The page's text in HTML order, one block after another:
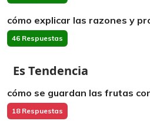
cómo explicar las razones y
46 Respuestas
Es Tendencia
cómo se guardan las frutas
18 Respuestas